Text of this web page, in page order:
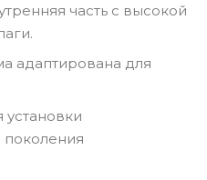
часть с высокой
адаптирована для